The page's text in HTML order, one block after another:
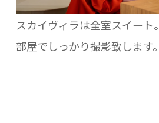
スカイヴィラは全室スイート
部屋でしっかり撮影致します。